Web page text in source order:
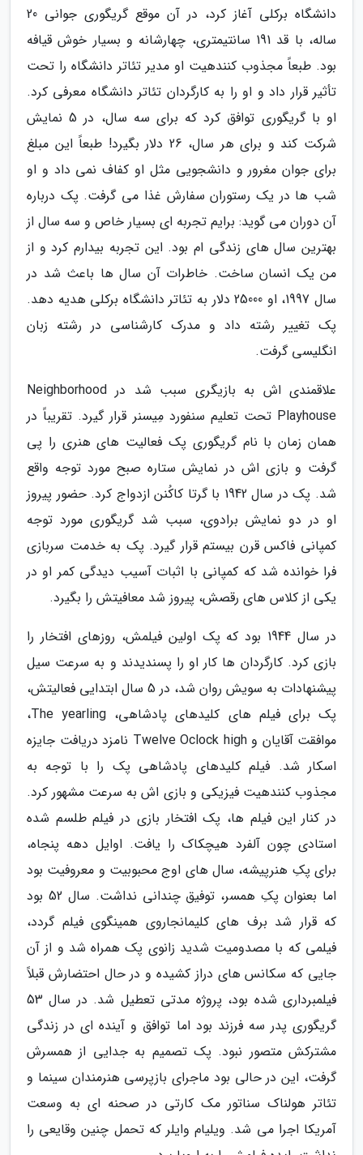
دانشگاه برکلی آغاز کرد، در آن موقع گریگوری جوانی 20
ساله، با قد 191 سانتیمتری، چهارشانه و بسیار خوش قیافه
بود. طبعاً مجذوب کنندهیت او مدیر تئاتر دانشگاه را تحت
تأثیر قرار داد و او را به کارگردان تئاتر دانشگاه معرفی کرد.
او با گریگوری توافق کرد که برای سه سال، در 5 نمایش
شرکت کند و برای هر سال، 26 دلار بگیرد! طبعاً این مبلغ
برای جوان مغرور و دانشجویی مثل او کفاف نمی داد و او
شب ها در یک رستوران سفارش غذا می گرفت. پک درباره
آن دوران می گوید: برایم تجربه ای بسیار خاص و سه سال از
بهترین سال های زندگی ام بود. این تجربه بیدارم کرد و از
من یک انسان ساخت. خاطرات آن سال ها باعث شد در
سال 1997، او 25000 دلار به تئاتر دانشگاه برکلی هدیه دهد.
پک تغییر رشته داد و مدرک کارشناسی در رشته زبان
انگلیسی گرفت.
علاقمندی اش به بازیگری سبب شد در Neighborhood
Playhouse تحت تعلیم سنفورد مِیسنر قرار گیرد. تقریباً در
همان زمان با نام گریگوری پک فعالیت های هنری را پی
گرفت و بازی اش در نمایش ستاره صبح مورد توجه واقع
شد. پک در سال 1942 با گرتا کاکُنن ازدواج کرد. حضور پیروز
او در دو نمایش برادوی، سبب شد گریگوری مورد توجه
کمپانی فاکس قرن بیستم قرار گیرد. پک به خدمت سربازی
فرا خوانده شد که کمپانی با اثبات آسیب دیدگی کمر او در
یکی از کلاس های رقصش، پیروز شد معافیتش را بگیرد.
در سال 1944 بود که پک اولین فیلمش، روزهای افتخار را
بازی کرد. کارگردان ها کار او را پسندیدند و به سرعت سیل
پیشنهادات به سویش روان شد، در 5 سال ابتدایی فعالیتش،
پک برای فیلم های کلیدهای پادشاهی، The yearling،
موافقت آقایان و Twelve Oclock high نامزد دریافت جایزه
اسکار شد. فیلم کلیدهای پادشاهی پک را با توجه به
مجذوب کنندهیت فیزیکی و بازی اش به سرعت مشهور کرد.
در کنار این فیلم ها، پک افتخار بازی در فیلم طلسم شده
استادی چون آلفرد هیچکاک را یافت. اوایل دهه پنجاه،
برای پکِ هنرپیشه، سال های اوج محبوبیت و معروفیت بود
اما بعنوان پکِ همسر، توفیق چندانی نداشت. سال 52 بود
که قرار شد برف های کلیمانجاروی همینگوی فیلم گردد،
فیلمی که با مصدومیت شدید زانوی پک همراه شد و از آن
جایی که سکانس های دراز کشیده و در حال احتضارش قبلاً
فیلمبرداری شده بود، پروژه مدتی تعطیل شد. در سال 53
گریگوری پدر سه فرزند بود اما توافق و آینده ای در زندگی
مشترکش متصور نبود. پک تصمیم به جدایی از همسرش
گرفت، این در حالی بود ماجرای بازپرسی هنرمندان سینما و
تئاتر هولناک سناتور مک کارتی در صحنه ای به وسعت
آمریکا اجرا می شد. ویلیام وایلر که تحمل چنین وقایعی را